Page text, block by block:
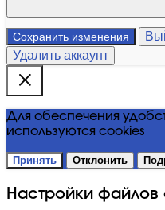
Сохранить изменения
Удалить аккаунт
Для обеспечения
используются cookies
Принять Отклонить
Настройки